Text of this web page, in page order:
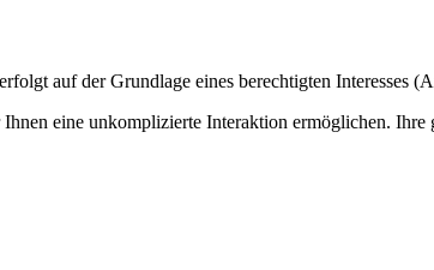
auf der Grundlage eines berechtigten Interesses
eine unkomplizierte Interaktion ermöglichen.